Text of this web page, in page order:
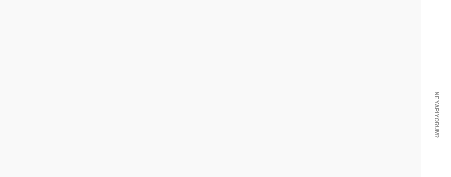
NE YAPIYORUM?